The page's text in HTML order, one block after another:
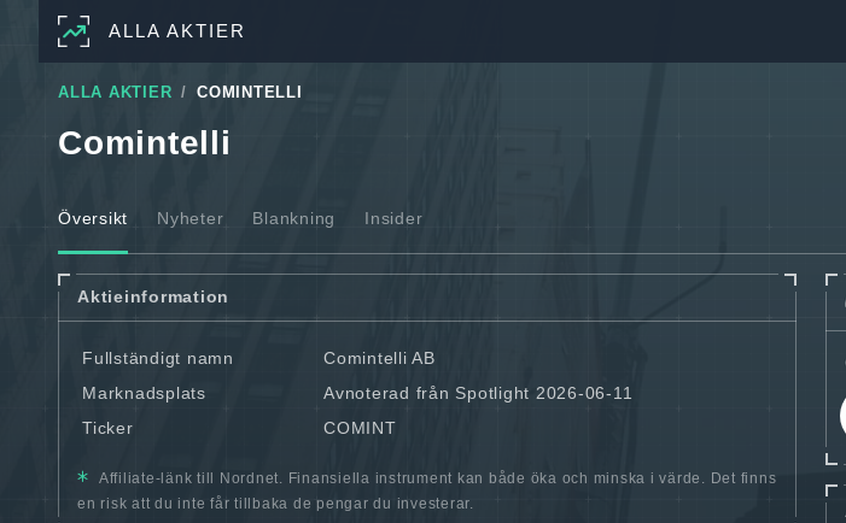
ALLA AKTIER
ALLA AKTIER COMINTELLI
Comintelli
Översikt Nyheter Blankning Insider
Aktieinformation
Fullständigt namn
Comintelli AB
Marknadsplats
Avnoterad från Spotlight 2026-06-11
Ticker
COMINT
Affiliate-länk till Nordnet. Finansiella instrument kan både öka och minska i värde. Det finns
en risk att du inte får tillbaka de pengar du investerar.